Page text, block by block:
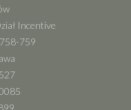
Incentive
759